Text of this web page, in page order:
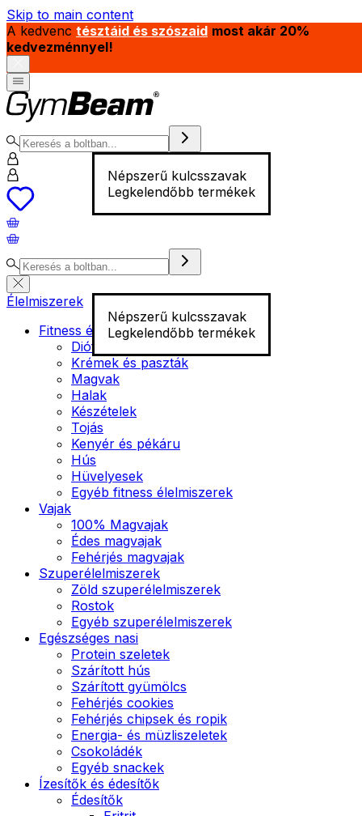
Skip to main content
A kedvenc tésztáid és szószaid most akár 20%
kedvezménnyel!
Népszerű kulcsszavak
Legkelendőbb termékek
Népszerű kulcsszavak
Legkelendőbb termékek
Élelmiszerek
Fitness élelmiszer
Diófélék
Krémek és paszták
Magvak
Halak
Készételek
Tojás
Kenyér és pékáru
Hús
Hüvelyesek
Egyéb fitness élelmiszerek
Vajak
100% Magvajak
Édes magvajak
Fehérjés magvajak
Szuperélelmiszerek
Zöld szuperélelmiszerek
Rostok
Egyéb szuperélelmiszerek
Egészséges nasi
Protein szeletek
Szárított hús
Szárított gyümölcs
Fehérjés cookies
Fehérjés chipsek és ropik
Energia- és müzliszeletek
Csokoládék
Egyéb snackek
Ízesítők és édesítők
Édesítők